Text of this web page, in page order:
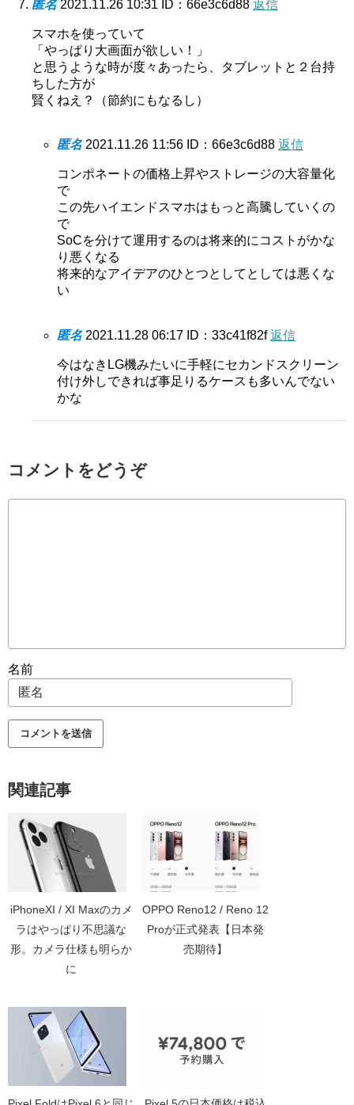
匿名 2021.11.26 10:31 ID：66e3c6d88 返信
スマホを使っていて
「やっぱり大画面が欲しい！」
と思うような時が度々あったら、タブレットと２台持
ちした方が
賢くねえ？（節約にもなるし）
匿名 2021.11.26 11:56 ID：66e3c6d88 返信
コンポネートの価格上昇やストレージの大容量化
で
この先ハイエンドスマホはもっと高騰していくの
で
SoCを分けて運用するのは将来的にコストがかな
り悪くなる
将来的なアイデアのひとつとしてとしては悪くな
い
匿名 2021.11.28 06:17 ID：33c41f82f返信
今はなきLG機みたいに手軽にセカンドスクリーン
付け外しできれば事足りるケースも多いんでない
かな
コメントをどうぞ
名前
関連記事
iPhoneXI / XI Maxのカメ
ラはやっぱり不思議な
形。カメラ仕様も明らか
に
OPPO Reno12 / Reno 12
Proが正式発表【日本発
売期待】